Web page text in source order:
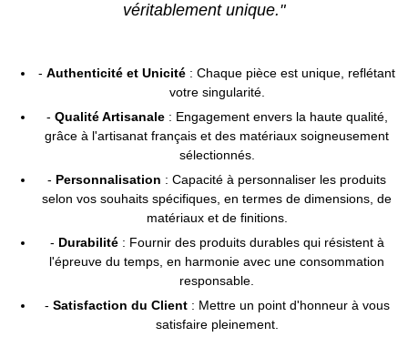
véritablement unique."
Authenticité et Unicité : Chaque pièce est unique, reflétant
votre singularité.
Qualité Artisanale: Engagement envers la haute qualité,
grâce à l'artisanat français et des matériaux soigneusement
sélectionnés.
Personnalisation : Capacité à personnaliser les produits
selon vos souhaits spécifiques, en termes de dimensions, de
matériaux et de finitions.
Durabilité: Fournir des produits durables qui résistent à
l'épreuve du temps, en harmonie avec une consommation
responsable.
Satisfaction du Client: Mettre un point d'honneur à vous
satisfaire pleinement.